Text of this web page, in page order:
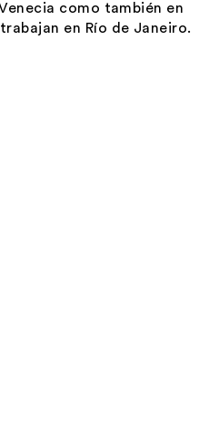
como también en
en Río de Janeiro.